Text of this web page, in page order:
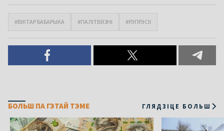
#ВІКТАР БАБАРЫКА #ПАЛІТВЯЗНІ #РЭПРЭСІІ
БОЛЬШ ПА ГЭТАЙ ТЭМЕ ГЛЯДЗІЦЕ БОЛЬШ